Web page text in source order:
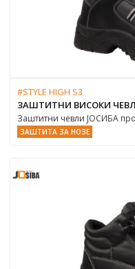
#STYLE HIGH S3
ЗАШТИТНИ ВИСОКИ
Заштитни чевли ЈОСИБА
ЗАШТИТА ЗА НОЗЕ